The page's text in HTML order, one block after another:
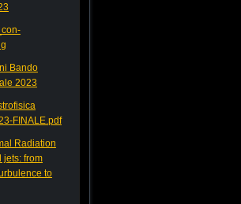
Bando
2023
FINALE.pdf
Radiation
jets: from
to